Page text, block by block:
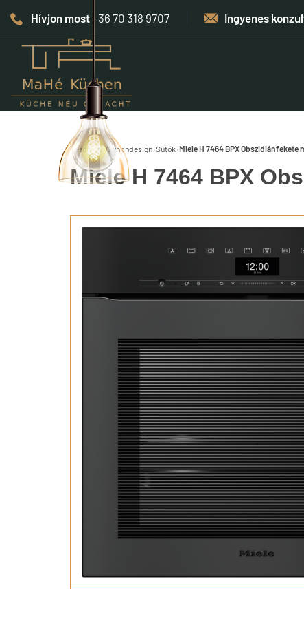
Hívjon most+36 70 318 9707 Ingyenes
Kezdőlap›Otthondesign›Sütők›Miele H 7464 BPX Obszidiánfekete
Miele H 7464 BPX